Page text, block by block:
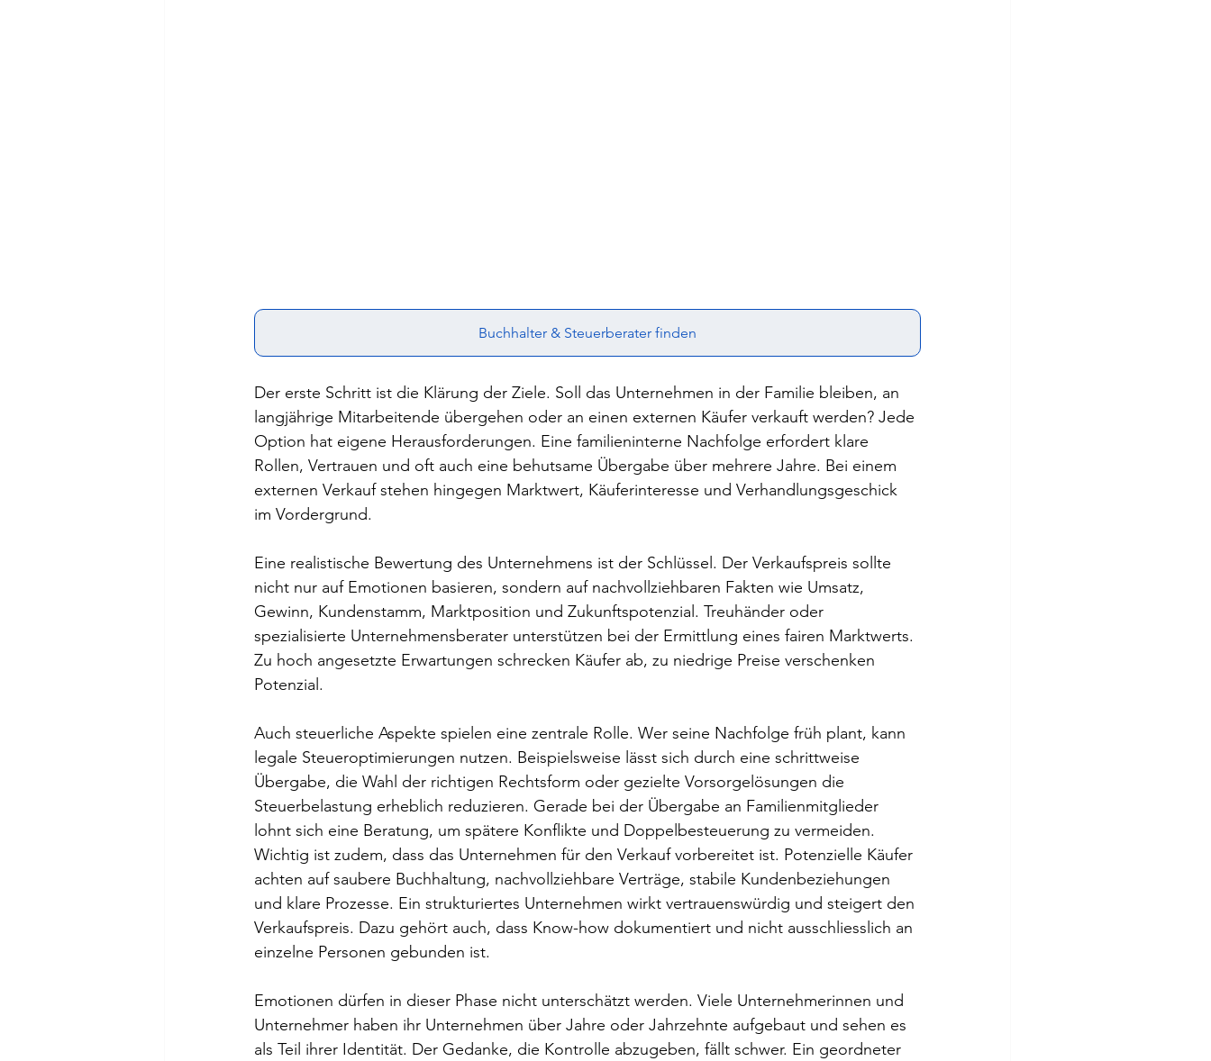
Buchhalter & Steuerberater finden
Der erste Schritt ist die Klärung der Ziele. Soll das Unternehmen in der Familie bleiben, an
langjährige Mitarbeitende übergehen oder an einen externen Käufer verkauft werden? Jede
Option hat eigene Herausforderungen. Eine familieninterne Nachfolge erfordert klare
Rollen, Vertrauen und oft auch eine behutsame Übergabe über mehrere Jahre. Bei einem
externen Verkauf stehen hingegen Marktwert, Käuferinteresse und Verhandlungsgeschick
im Vordergrund.
Eine realistische Bewertung des Unternehmens ist der Schlüssel. Der Verkaufspreis sollte
nicht nur auf Emotionen basieren, sondern auf nachvollziehbaren Fakten wie Umsatz,
Gewinn, Kundenstamm, Marktposition und Zukunftspotenzial. Treuhänder oder
spezialisierte Unternehmensberater unterstützen bei der Ermittlung eines fairen Marktwerts.
Zu hoch angesetzte Erwartungen schrecken Käufer ab, zu niedrige Preise verschenken
Potenzial.
Auch steuerliche Aspekte spielen eine zentrale Rolle. Wer seine Nachfolge früh plant, kann
legale Steueroptimierungen nutzen. Beispielsweise lässt sich durch eine schrittweise
Übergabe, die Wahl der richtigen Rechtsform oder gezielte Vorsorgelösungen die
Steuerbelastung erheblich reduzieren. Gerade bei der Übergabe an Familienmitglieder
lohnt sich eine Beratung, um spätere Konflikte und Doppelbesteuerung zu vermeiden.
Wichtig ist zudem, dass das Unternehmen für den Verkauf vorbereitet ist. Potenzielle Käufer
achten auf saubere Buchhaltung, nachvollziehbare Verträge, stabile Kundenbeziehungen
und klare Prozesse. Ein strukturiertes Unternehmen wirkt vertrauenswürdig und steigert den
Verkaufspreis. Dazu gehört auch, dass Know-how dokumentiert und nicht ausschliesslich an
einzelne Personen gebunden ist.
Emotionen dürfen in dieser Phase nicht unterschätzt werden. Viele Unternehmerinnen und
Unternehmer haben ihr Unternehmen über Jahre oder Jahrzehnte aufgebaut und sehen es
als Teil ihrer Identität. Der Gedanke, die Kontrolle abzugeben, fällt schwer. Ein geordneter